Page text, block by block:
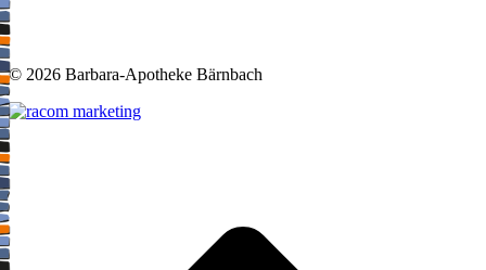
© 2026 Barbara-Apotheke Bärnbach